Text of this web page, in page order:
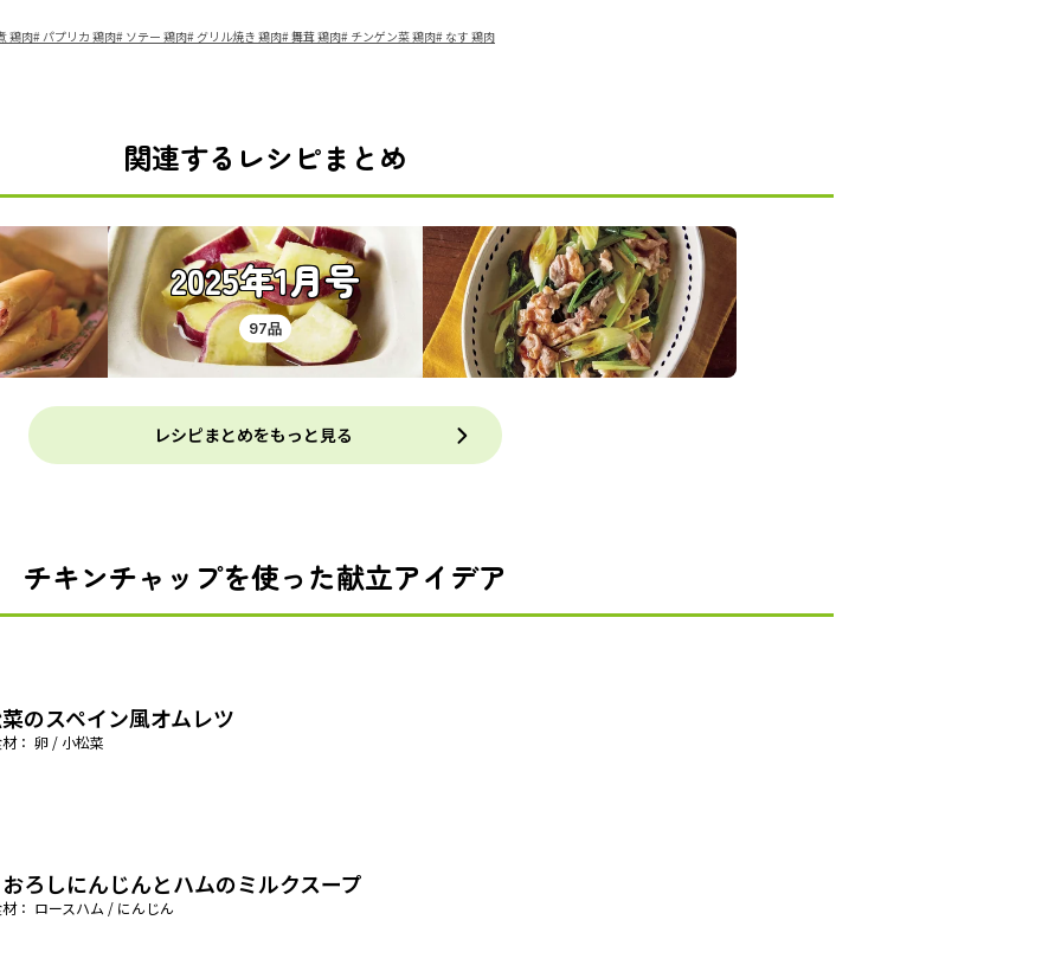
鶏肉#パプリカ 鶏肉# ソテー 鶏肉# グリル焼き 鶏肉#舞茸 鶏肉# チンゲン菜 鶏肉# なす 鶏肉
関連するレシピまとめ
2025年1月号
97品
レシピまとめをもっと見る
チキンチャップを使った献立アイデア
のスペイン風オムレツ
材： 卵 / 小松菜
ろしにんじんとハムのミルクスープ
： ロースハム / にんじん